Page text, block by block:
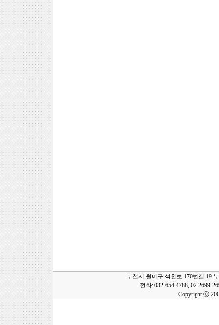
부천시 원미구 석천로 170번길 19
전화: 032-654-4788, 02-2699-
Copyright ⓒ